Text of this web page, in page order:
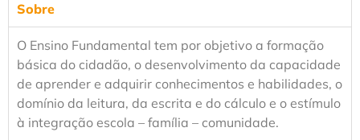
Sobre
O Ensino Fundamental tem por objetivo a formação
básica do cidadão, o desenvolvimento da capacidade
de aprender e adquirir conhecimentos e habilidades, o
domínio da leitura, da escrita e do cálculo e o estímulo
à integração escola – família – comunidade.